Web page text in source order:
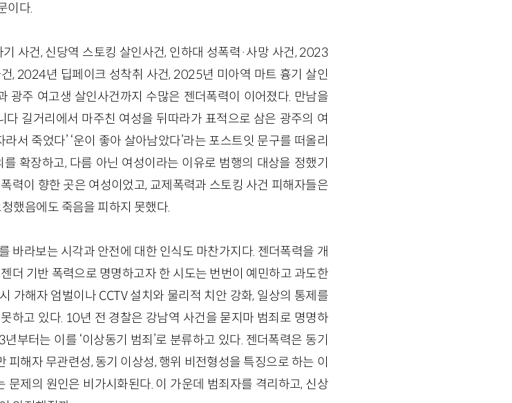
이다.
사건, 신당역 스토킹 살인사건, 인하대 성폭력·사망 사건, 2023
, 2024년 딥페이크 성착취 사건, 2025년 미아역 마트 흉기 살인
광주 여고생 살인사건까지 수많은 젠더폭력이 이어졌다. 만남을
길거리에서 마주친 여성을 뒤따라가 표적으로 삼은 광주의 여
서 죽었다’ ‘운이 좋아 살아남았다’라는 포스트잇 문구를 떠올리
확장하고, 다름 아닌 여성이라는 이유로 범행의 대상을 정했기
력이 향한 곳은 여성이었고, 교제폭력과 스토킹 사건 피해자들은
했음에도 죽음을 피하지 못했다.
바라보는 시각과 안전에 대한 인식도 마찬가지다. 젠더폭력을 개
더 기반 폭력으로 명명하고자 한 시도는 번번이 예민하고 과도한
가해자 엄벌이나 CCTV 설치와 물리적 치안 강화, 일상의 통제를
하고 있다. 10년 전 경찰은 강남역 사건을 묻지마 범죄로 명명하
부터는 이를 ‘이상동기 범죄’로 분류하고 있다. 젠더폭력은 동기
해자 무관련성, 동기 이상성, 행위 비전형성을 특징으로 하는 이
제의 원인은 비가시화된다. 이 가운데 범죄자를 격리하고, 신상